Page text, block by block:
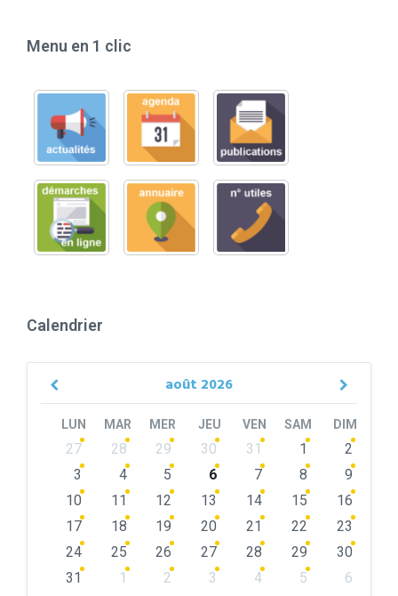
Menu en 1 clic
Calendrier
août 2026
Previous
LUN MAR MER JEU VEN SAM DIM
Skip
calendar
27 28 29 30 31 1
2
3
4 5 6 7 8
9
10
11 12 13 14 15
16
17
18 19 20 21 22
23
24
25 26 27 28 29
30
31
1 2 3 4 5
6